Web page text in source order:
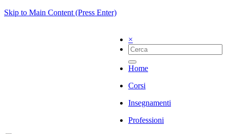
Skip to Main Content (Press Enter)
×
Home
Corsi
Insegnamenti
Professioni